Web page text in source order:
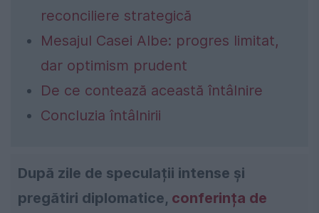
reconciliere strategică
Mesajul Casei Albe: progres limitat,
dar optimism prudent
De ce contează această întâlnire
Concluzia întâlnirii
După zile de speculații intense și
pregătiri diplomatice, conferința de